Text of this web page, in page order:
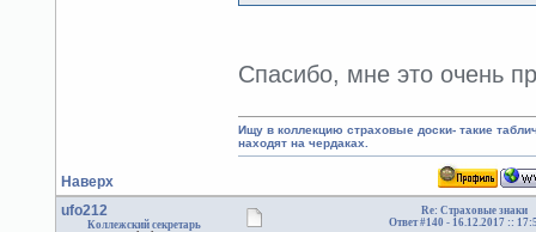
Спасибо, мне это очень
Наверх
Ищу в коллекцию страховые доски- такие
находят на чердаках.
ufo212
Коллежский секретарь
Re: Страховые знаки
Ответ #140 - 16.12.2017 ::